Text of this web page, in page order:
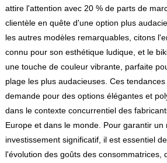
attire l'attention avec 20 % de parts de
clientèle en quête d'une option plus
les autres modèles remarquables, citons
connu pour son esthétique ludique, et le
une touche de couleur vibrante, parfaite
plage les plus audacieuses. Ces
demande pour des options élégantes et
dans le contexte concurrentiel des
Europe et dans le monde. Pour garantir un
investissement significatif, il est essentiel
l'évolution des goûts des consommatrices,